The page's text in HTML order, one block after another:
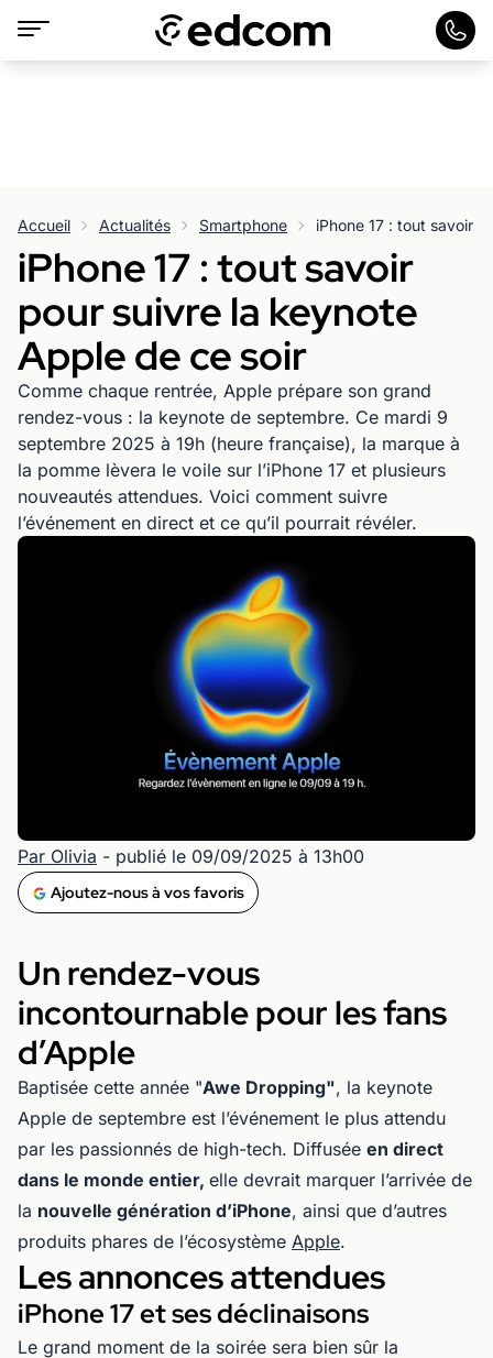
Accueil Actualités Smartphone
iPhone 17 : tout savoir
pour suivre la keynote
Apple de ce soir
Comme chaque rentrée, Apple prépare son grand
rendez-vous : la keynote de septembre. Ce mardi 9
septembre 2025 à 19h (heure française), la marque à
la pomme lèvera le voile sur l’iPhone 17 et plusieurs
nouveautés attendues. Voici comment suivre
l’événement en direct et ce qu’il pourrait révéler.
Par Olivia - publié le 09/09/2025 à 13h00
Ajoutez-nous à vos favoris
Un rendez-vous
incontournable pour les fans
d’Apple
Baptisée cette année "Awe Dropping", la keynote
Apple de septembre est l’événement le plus attendu
par les passionnés de high-tech. Diffusée en direct
dans le monde entier, elle devrait marquer l’arrivée de
la nouvelle génération d’iPhone, ainsi que d’autres
produits phares de l’écosystème Apple.
Les annonces attendues
iPhone 17 et ses déclinaisons
Le grand moment de la soirée sera bien sûr la